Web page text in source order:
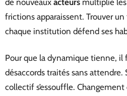
de nouveaux acteurs multiplie
frictions apparaissent. Trouver un
chaque institution défend ses
Pour que la dynamique tienne, il
désaccords traités sans
collectif s’essouffle.